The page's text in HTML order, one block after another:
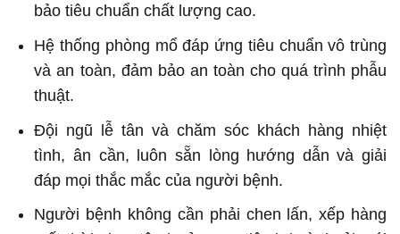
bảo tiêu chuẩn chất lượng cao.
Hệ thống phòng mổ đáp ứng tiêu chuẩn vô trùng
và an toàn, đảm bảo an toàn cho quá trình phẫu
thuật.
Đội ngũ lễ tân và chăm sóc khách hàng nhiệt
tình, ân cần, luôn sẵn lòng hướng dẫn và giải
đáp mọi thắc mắc của người bệnh.
Người bệnh không cần phải chen lấn, xếp hàng